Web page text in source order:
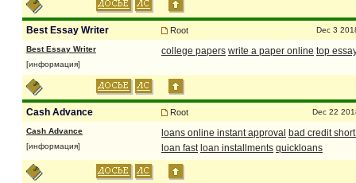
Best Essay Writer Root Dec 3
Best Essay Writer
[информация]
college papers write a paper online top
Cash Advance Root Dec 22
Cash Advance
[информация]
loans online instant approval bad credit
loan fast loan installments quickloans